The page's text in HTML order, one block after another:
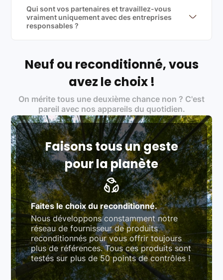
produits officiels de grandes marques et du
reconditionné de haute qualité
Qui sont vos partenaires et travaillez-vous
vraiment uniquement avec des entreprises
responsables ?
Labels environnementaux & qualité de nos partenaires
traitement des déchets électroniques (DEEE)
Produits testés et vérifiés selon des standards
rigoureux (80 à 100 points de contrôle en
fonction des produits)
Respect des normes RAEE, RoHS, et du
référentiel QualiRepar (bonus réparation)
Neuf ou reconditionné, vous
avez le choix !
On mérite tous une deuxième chance non ? C'est
pareil avec nos appareils du quotidien.
Faisons tous un geste
pour la planète
Faites le choix du reconditionné.
Nous développons constamment notre
réseau de fournisseur de produits
reconditionnés pour vous offrir toujours
plus de références. Tous ces produits sont
testés sur plus de 50 points de contrôles !